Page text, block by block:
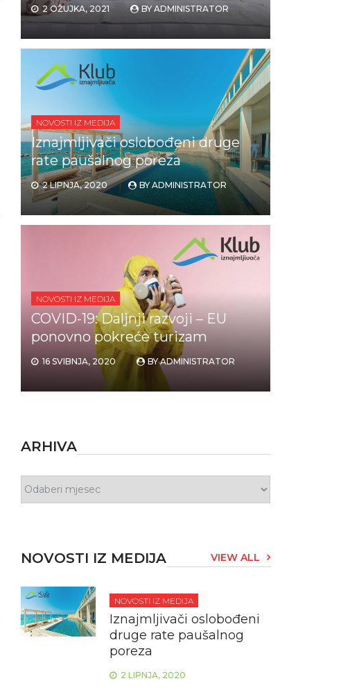
2 OŽUJKA, 2021 BYADMINISTRATOR
NOVOSTI IZ MEDIJA
Iznajmljivači oslobođeni druge
rate paušalnog poreza
2 LIPNJA, 2020 BYADMINISTRATOR
NOVOSTI IZ MEDIJA
COVID-19: Daljnji razvoji – EU
ponovno pokreće turizam
16 SVIBNJA, 2020 BYADMINISTRATOR
ARHIVA
NOVOSTI IZ MEDIJA VIEW ALL
NOVOSTI IZ MEDIJA
Iznajmljivači oslobođeni
druge rate paušalnog
poreza
2 LIPNJA, 2020